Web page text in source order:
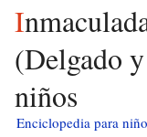
Inmaculada Concepción
(Delgado
niños
Enciclopedia para